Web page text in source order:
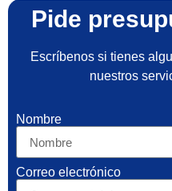
Pide
Escríbenos si tienes
nuestros
Nombre
Correo electrónico